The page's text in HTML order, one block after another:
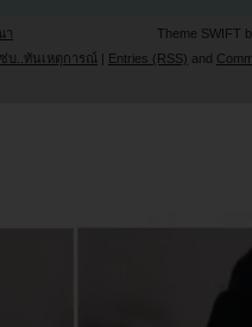
า Theme SWIFT
ซ่บ..ทันเหตุการณ์ Entries (RSS) and